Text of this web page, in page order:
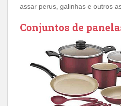
assar perus, galinhas e outros
Conjuntos de